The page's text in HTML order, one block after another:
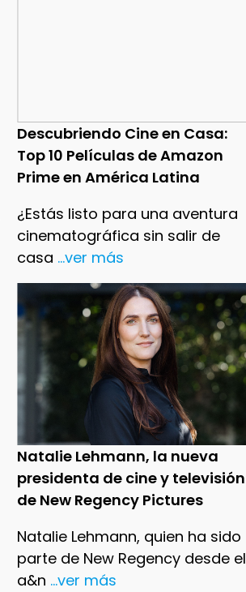
Descubriendo Cine en Casa:
Top 10 Películas de Amazon
Prime en América Latina
¿Estás listo para una aventura
cinematográfica sin salir de
casa ...ver más
Natalie Lehmann, la nueva
presidenta de cine y televisión
de New Regency Pictures
Natalie Lehmann, quien ha sido
parte de New Regency desde el
a&n ...ver más